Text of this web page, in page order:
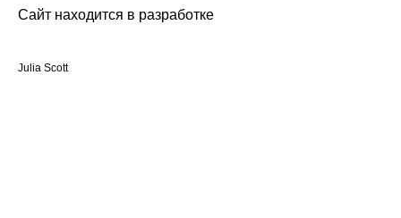
Сайт находится в разработке
Julia Scott